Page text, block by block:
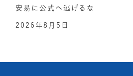
安易に公式へ逃げるな
2026年8月5日